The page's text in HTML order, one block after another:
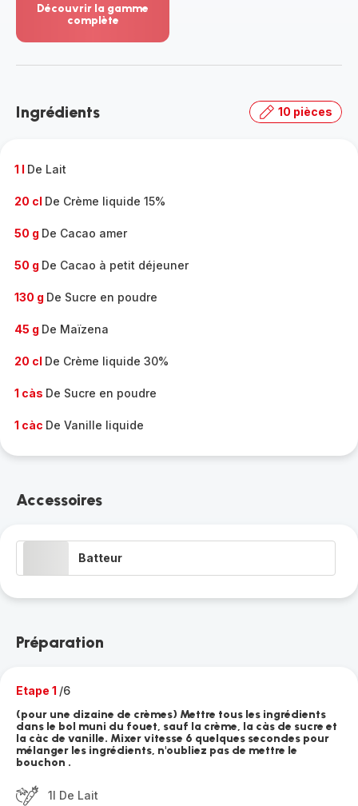
Découvrir la gamme
complète
-
gamme
Ingrédients 10 pièces
1 l De Lait
20 cl De Crème liquide 15%
50 g De Cacao amer
50 g De Cacao à petit déjeuner
130 g De Sucre en poudre
45 g De Maïzena
20 cl De Crème liquide 30%
1 càs De Sucre en poudre
1 càc De Vanille liquide
Accessoires
Batteur
Préparation
Etape 1 /6
(pour une dizaine de crèmes) Mettre tous les ingrédients
dans le bol muni du fouet, sauf la crème, la càs de sucre et
la càc de vanille. Mixer vitesse 6 quelques secondes pour
mélanger les ingrédients, n'oubliez pas de mettre le
bouchon .
1l De Lait